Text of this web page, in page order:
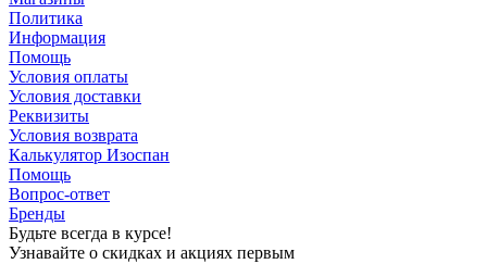
Политика
Информация
Помощь
Условия оплаты
Условия доставки
Реквизиты
Условия возврата
Калькулятор Изоспан
Помощь
Вопрос-ответ
Бренды
Будьте всегда в курсе!
Узнавайте о скидках и акциях первым